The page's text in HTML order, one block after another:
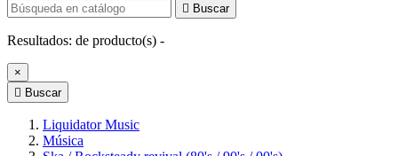
 Buscar
Resultados: de producto(s) -
×
 Buscar
Liquidator Music
Música